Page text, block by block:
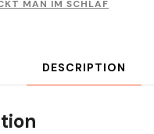
MAN IM SCHLAF
DESCRIPTION